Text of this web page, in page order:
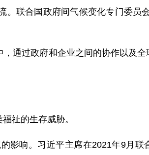
联合国政府间气候变化专门委员
通过政府和企业之间的协作以及
祉的生存威胁。
影响。习近平主席在2021年9月联